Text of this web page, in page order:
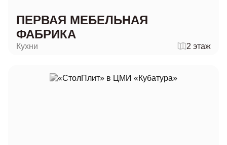
ПЕРВАЯ МЕБЕЛЬНАЯ
ФАБРИКА
Кухни 2 этаж